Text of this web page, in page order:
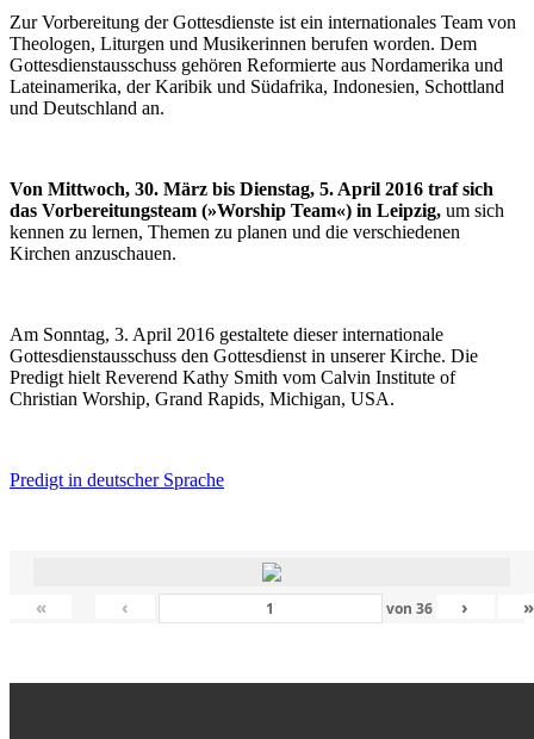
Zur Vorbereitung der Gottesdienste ist ein internationales Team von
Theologen, Liturgen und Musikerinnen berufen worden. Dem
Gottesdienstausschuss gehören Reformierte aus Nordamerika und
Lateinamerika, der Karibik und Südafrika, Indonesien, Schottland
und Deutschland an.
Von Mittwoch, 30. März bis Dienstag, 5. April 2016 traf sich
das Vorbereitungsteam (»Worship Team«) in Leipzig, um sich
kennen zu lernen, Themen zu planen und die verschiedenen
Kirchen anzuschauen.
Am Sonntag, 3. April 2016 gestaltete dieser internationale
Gottesdienstausschuss den Gottesdienst in unserer Kirche. Die
Predigt hielt Reverend Kathy Smith vom Calvin Institute of
Christian Worship, Grand Rapids, Michigan, USA.
Predigt in deutscher Sprache
« ‹ von 36 › »